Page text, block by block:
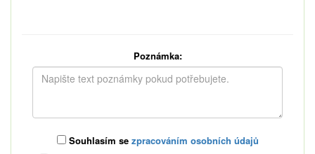
Poznámka:
Souhlasím se zpracováním osobních údajů